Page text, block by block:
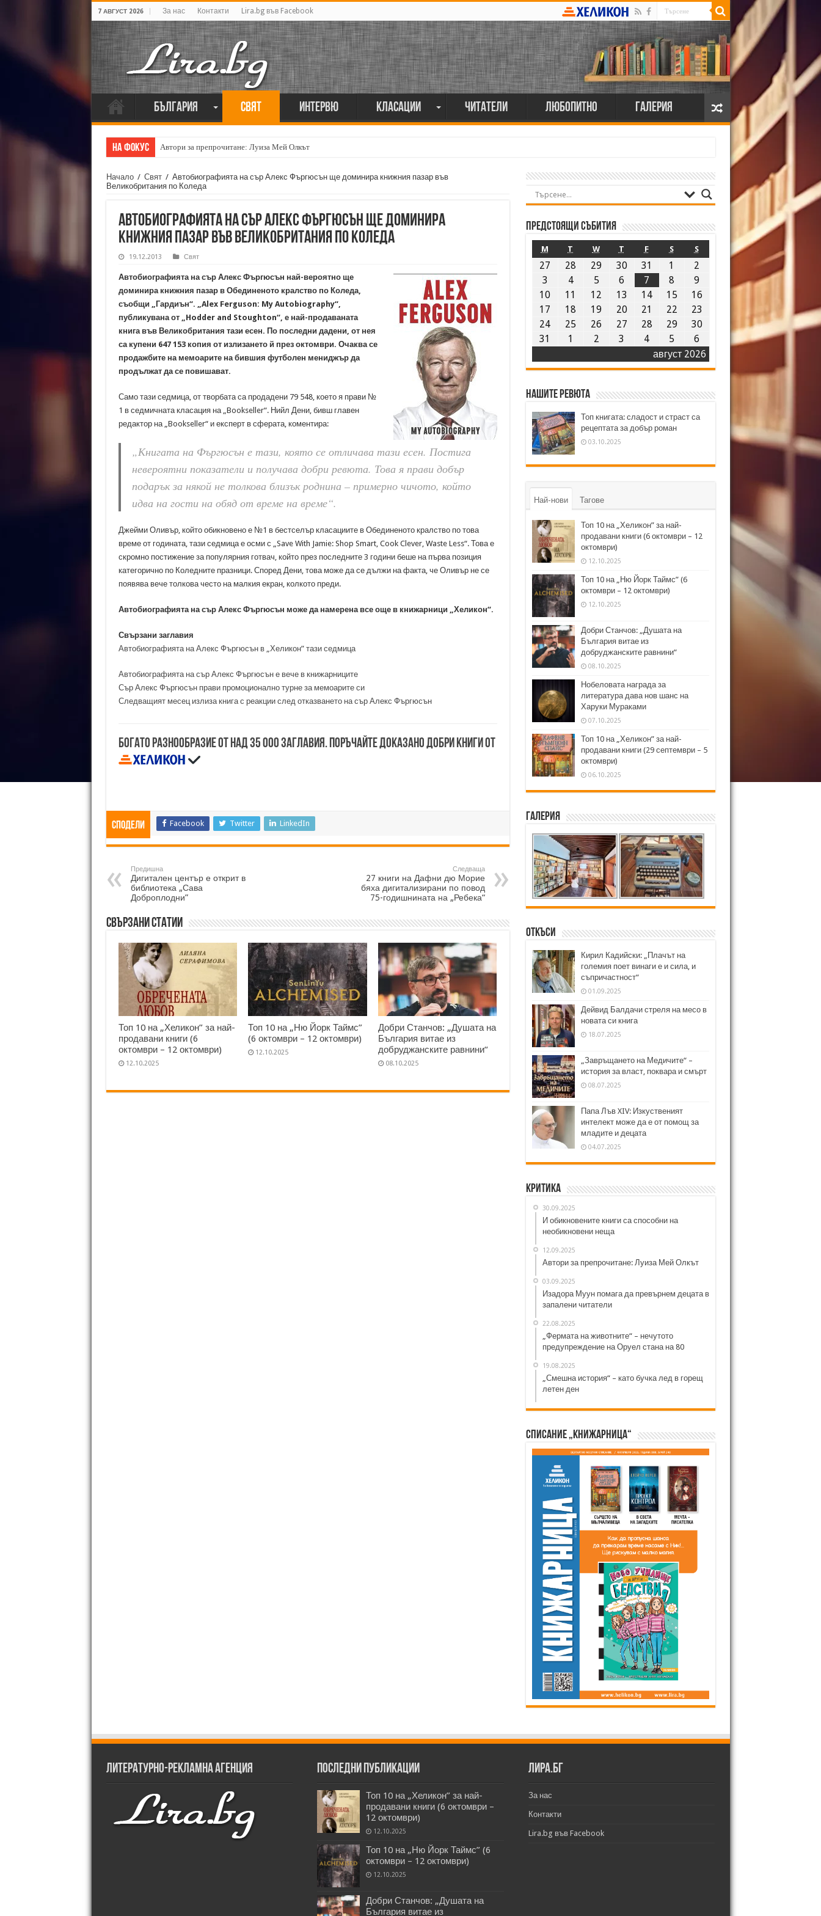
7 АВГУСТ 2026 За нас Контакти Lira.bg във Facebook
България Свят Интервю Класации Читатели Любопитно Галерия
На фокус Автори за препрочитане: Луиза Мей Олкът
Начало / Свят / Автобиографията на сър Алекс Фъргюсън ще доминира книжния пазар във
Великобритания по Коледа
Автобиографията на сър Алекс Фъргюсън ще доминира
книжния пазар във Великобритания по Коледа
19.12.2013 Свят
Автобиографията на сър Алекс Фъргюсън най-вероятно ще
доминира книжния пазар в Обединеното кралство по Коледа,
съобщи „Гардиън“. „Alex Ferguson: My Autobiography“,
публикувана от „Hodder and Stoughton“, е най-продаваната
книга във Великобритания тази есен. По последни дадени, от нея
са купени 647 153 копия от излизането й през октомври. Очаква се
продажбите на мемоарите на бившия футболен мениджър да
продължат да се повишават.
Само тази седмица, от творбата са продадени 79 548, което я прави №
1 в седмичната класация на „Bookseller“. Нийл Дени, бивш главен
редактор на „Bookseller“ и експерт в сферата, коментира:
„Книгата на Фъргюсън е тази, която се отличава тази есен. Постига
невероятни показатели и получава добри ревюта. Това я прави добър
подарък за някой не толкова близък роднина – примерно чичото, който
идва на гости на обяд от време на време“.
Джейми Оливър, който обикновено е №1 в бестселър класациите в Обединеното кралство по това
време от годината, тази седмица е осми с „Save With Jamie: Shop Smart, Cook Clever, Waste Less“. Това е
скромно постижение за популярния готвач, който през последните 3 години беше на първа позиция
категорично по Коледните празници. Според Дени, това може да се дължи на факта, че Оливър не се
появява вече толкова често на малкия екран, колкото преди.
Автобиографията на сър Алекс Фъргюсън може да намерена все още в книжарници „Хеликон“.
Свързани заглавия
Автобиографията на Алекс Фъргюсън в „Хеликон” тази седмица
Автобиографията на сър Алекс Фъргюсън е вече в книжарниците
Сър Алекс Фъргюсън прави промоционално турне за мемоарите си
Следващият месец излиза книга с реакции след отказването на сър Алекс Фъргюсън
Богато разнообразие от над 35 000 заглавия. Поръчайте доказано добри книги от
Сподели Facebook Twitter LinkedIn
Предишна
Дигитален център е открит в
библиотека „Сава
Доброплодни”
Следваща
27 книги на Дафни дю Морие
бяха дигитализирани по повод
75-годишнината на „Ребека“
Свързани статии
Топ 10 на „Хеликон” за най-
продавани книги (6
октомври – 12 октомври)
12.10.2025
Топ 10 на „Ню Йорк Таймс”
(6 октомври – 12 октомври)
12.10.2025
Добри Станчов: „Душата на
България витае из
добруджанските равнини“
08.10.2025
Предстоящи събития
август 2026
M T W T F S S
27 28 29 30 31 1
2
3
4 5 6 7 8
9
10
11 12 13 14 15
16
17
18 19 20 21 22
23
24
25 26 27 28 29
30
31
1 2 3 4 5 6
Нашите ревюта
Топ книгата: сладост и страст са
рецептата за добър роман
03.10.2025
Най-нови Тагове
Топ 10 на „Хеликон” за най-
продавани книги (6 октомври – 12
октомври)
12.10.2025
Топ 10 на „Ню Йорк Таймс” (6
октомври – 12 октомври)
12.10.2025
Добри Станчов: „Душата на
България витае из
добруджанските равнини“
08.10.2025
Нобеловата награда за
литература дава нов шанс на
Харуки Мураками
07.10.2025
Топ 10 на „Хеликон” за най-
продавани книги (29 септември – 5
октомври)
06.10.2025
Галерия
Откъси
Кирил Кадийски: „Плачът на
големия поет винаги е и сила, и
съпричастност“
01.09.2025
Дейвид Балдачи стреля на месо в
новата си книга
18.07.2025
„Завръщането на Медичите“ –
история за власт, поквара и смърт
08.07.2025
Папа Лъв XIV: Изкуственият
интелект може да е от помощ за
младите и децата
04.07.2025
Критика
30.09.2025
И обикновените книги са способни на
необикновени неща
12.09.2025
Автори за препрочитане: Луиза Мей Олкът
03.09.2025
Изадора Муун помага да превърнем децата в
запалени читатели
22.08.2025
„Фермата на животните“ – нечутото
предупреждение на Оруел стана на 80
19.08.2025
„Смешна история“ – като бучка лед в горещ
летен ден
Списание „Книжарница“
Литературно-рекламна агенция Последни публикации
Топ 10 на „Хеликон” за най-
продавани книги (6 октомври –
12 октомври)
12.10.2025
Топ 10 на „Ню Йорк Таймс” (6
октомври – 12 октомври)
12.10.2025
Добри Станчов: „Душата на
България витае из
Лира.бг
За нас
Контакти
Lira.bg във Facebook